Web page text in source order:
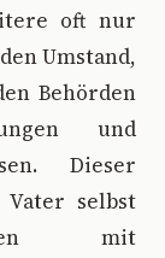
oft nur
Umstand,
Behörden
und
Dieser
Vater selbst
mit